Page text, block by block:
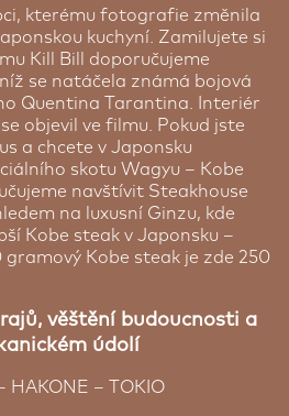
na internet. Všechny
mají kabelovou TV s plochou
ledničkou, minibarem
a nabídkou čajů. Ve vlastní
vlasů. K dispozici je i
se zubní pastou a
města Koror, kde najdete
a obchody, se z
autem za 3 minuty.
zahrát tenis nebo
se můžete zabavit při
Hotel je hodnocen
jako 4 *. Po náročném dni
v baru Coral `s nebo v
Restaurace Waves nabízí
poplatek. Podávají se v ní
propracovanou a
platí pro 1 osobu sdílející
Cena od:32 500 Kč
kterému fotografie změnila
kuchyní. Zamilujete si
Kill Bill doporučujeme
se natáčela známá bojová
Quentina Tarantina. Interiér
objevil ve filmu. Pokud jste
a chcete v Japonsku
skotu Wagyu – Kobe
navštívit Steakhouse
na luxusní Ginzu, kde
Kobe steak v Japonsku –
gramový Kobe steak je zde 250
věštění budoucnosti a
údolí
HAKONE – TOKIO